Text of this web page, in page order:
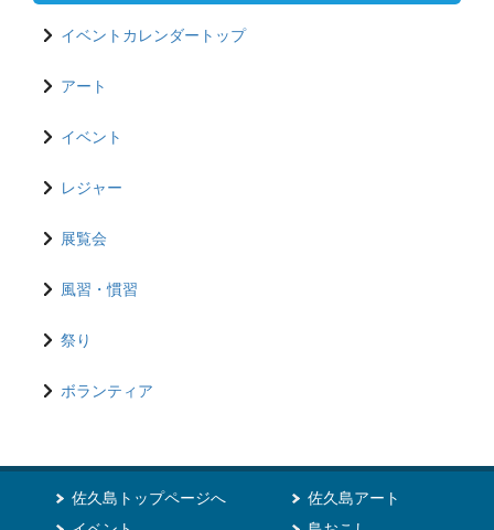
イベントカレンダートップ
アート
イベント
レジャー
展覧会
風習・慣習
祭り
ボランティア
佐久島トップページへ
佐久島アート